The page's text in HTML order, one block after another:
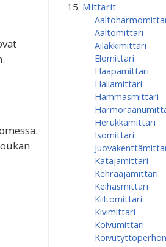
Mittarit
Aaltomittari
Ailakkimittari
Elomittari
Haapamittari
Hallamittari
Hammasmittari
Herukkamittari
Isomittari
Katajamittari
Kehrääjämittari
Keihäsmittari
Kiiltomittari
Kivimittari
Koivumittari